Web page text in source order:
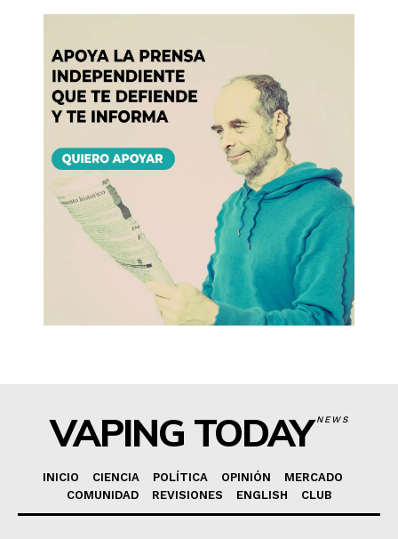
VAPING TODAYNEWS
INICIO CIENCIA POLÍTICA OPINIÓN
MERCADO
COMUNIDAD
REVISIONES ENGLISH CLUB